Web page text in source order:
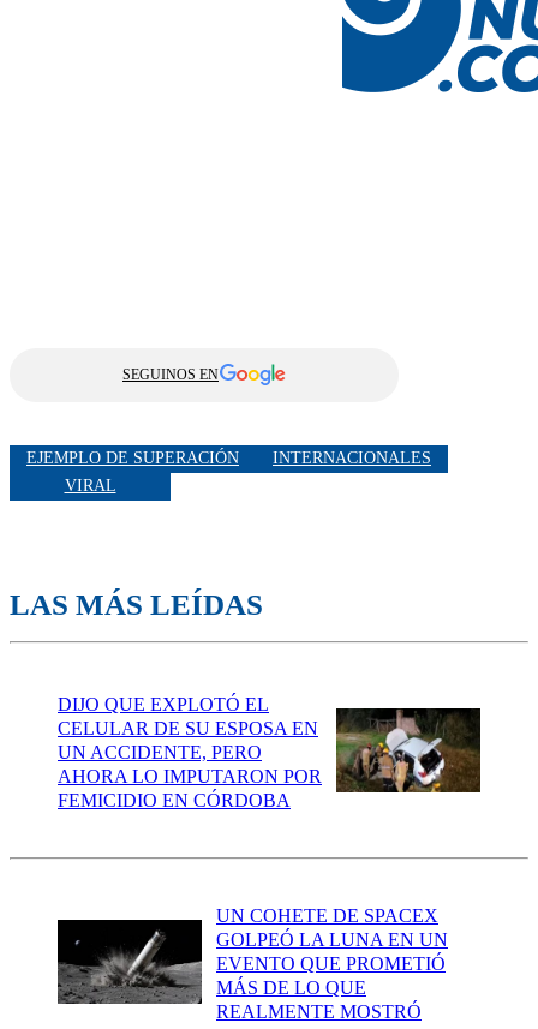
SEGUINOS EN
EJEMPLO DE SUPERACIÓN
INTERNACIONALES
VIRAL
LAS MÁS LEÍDAS
DIJO QUE EXPLOTÓ EL
CELULAR DE SU ESPOSA EN
UN ACCIDENTE, PERO
AHORA LO IMPUTARON POR
FEMICIDIO EN CÓRDOBA
UN COHETE DE SPACEX
GOLPEÓ LA LUNA EN UN
EVENTO QUE PROMETIÓ
MÁS DE LO QUE
REALMENTE MOSTRÓ